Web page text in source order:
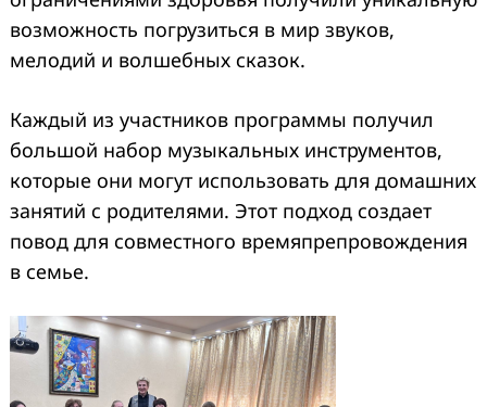
возможность погрузиться в мир звуков,
мелодий и волшебных сказок.
Каждый из участников программы получил
большой набор музыкальных инструментов,
которые они могут использовать для домашних
занятий с родителями. Этот подход создает
повод для совместного времяпрепровождения
в семье.